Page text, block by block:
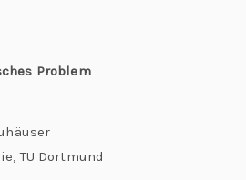
Problem
TU Dortmund